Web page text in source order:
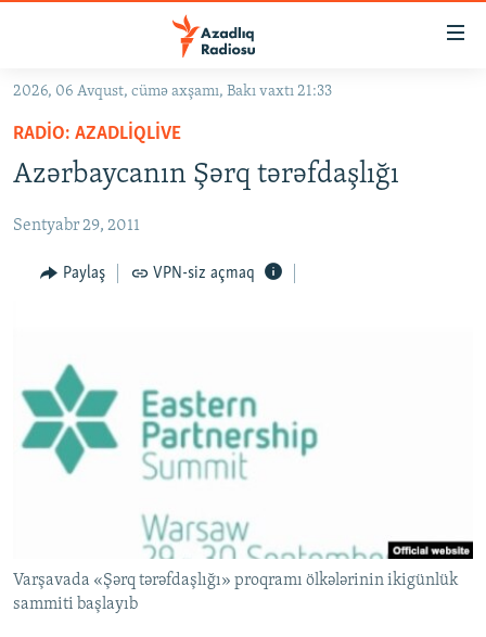
Əsas
qayıt
Əsas
naviqasiyaya
qayıt
GÜNDƏM
#İZAHLA
KORRUPSIOMETR
#ƏSLINDƏ
FƏRQƏ BAX
MULTIMEDIA
VIDEO
FOTOQALEREYA
RADIO ARXIV
OXU ZALI
İSLAM VƏ DEMOKRATIYA
İZ - MƏDƏNIYYƏT PROQRAMI
HAQQIMIZDA
PEŞƏ ETIKASI VƏ JURNALISTIKA STANDARTLARIMIZ
MATERIALLARIMIZDAN ISTIFADƏ
2026, 06 Avqust, cümə axşamı, Bakı vaxtı 21:33
RADIO: AZADLIQLIVE
Azərbaycanın Şərq tərəfdaşlığı
Sentyabr 29, 2011
Paylaş VPN-siz açmaq
Varşavada «Şərq tərəfdaşlığı» proqramı ölkələrinin ikigünlük
sammiti başlayıb